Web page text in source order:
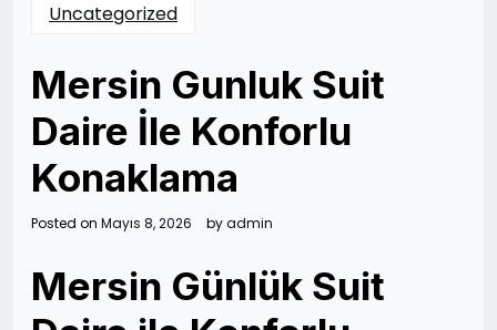
Uncategorized
Mersin Gunluk Suit
Daire İle Konforlu
Konaklama
Posted on Mayıs 8, 2026 byadmin
Mersin Günlük Suit